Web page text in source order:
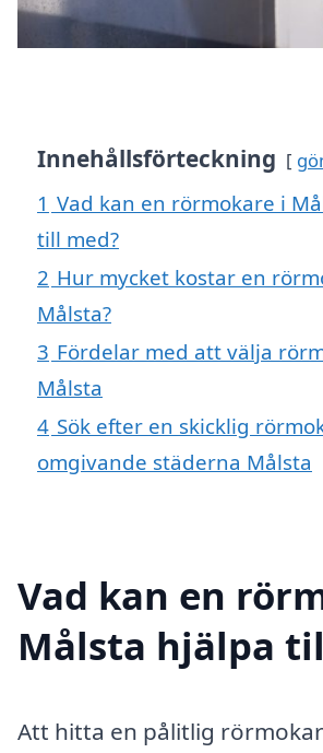
Innehållsförteckning
1 Vad kan en rörmokare i
till med?
2 Hur mycket kostar en
Målsta?
3 Fördelar med att välja
Målsta
4 Sök efter en skicklig
omgivande städerna Målsta
Vad kan en
Målsta hjälpa
Att hitta en pålitlig